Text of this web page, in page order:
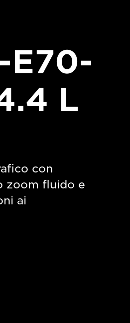
E70-
L
con
zoom fluido e
ai